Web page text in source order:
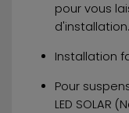
pour vous
d'installation.
Installation
Pour
LED SOLAR